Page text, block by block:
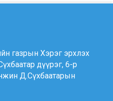
газрын Хэрэг эрхлэх
дүүрэг, 6-р
Д.Сүхбаатарын